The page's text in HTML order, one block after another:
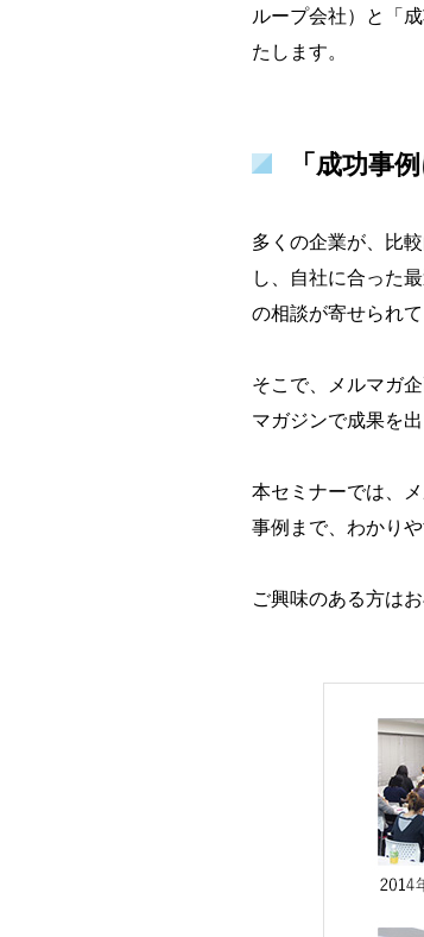
ループ会社）と「
たします。
「成功事
多くの企業が、比
し、自社に合った
の相談が寄せられて
そこで、メルマガ
マガジンで成果を
本セミナーでは、
事例まで、わかり
ご興味のある方は